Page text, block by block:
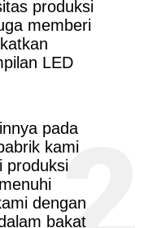
Guide
yang
yang